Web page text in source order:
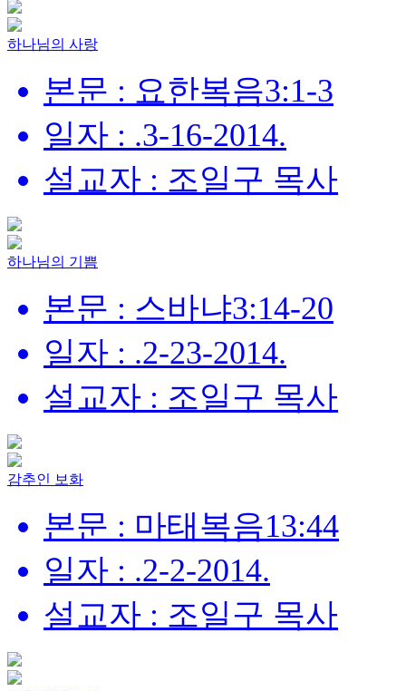
하나님의 사랑
본문 : 요한복음3:1-3
일자 : .3-16-2014.
설교자 : 조일구 목사
하나님의 기쁨
본문 : 스바냐3:14-20
일자 : .2-23-2014.
설교자 : 조일구 목사
감추인 보화
본문 : 마태복음13:44
일자 : .2-2-2014.
설교자 : 조일구 목사